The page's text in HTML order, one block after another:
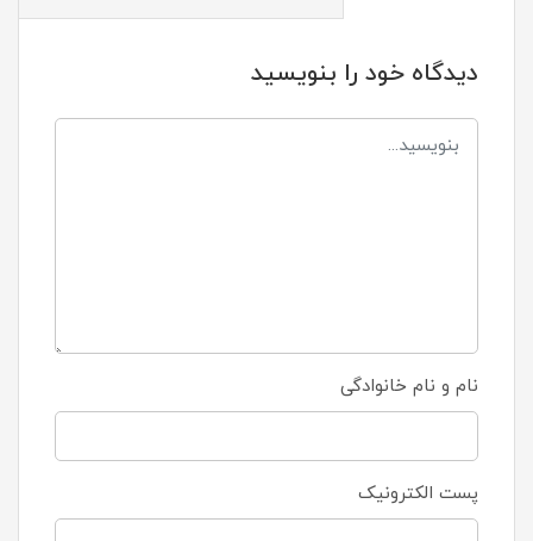
دیدگاه خود را بنویسید
نام و نام خانوادگی
پست الکترونیک